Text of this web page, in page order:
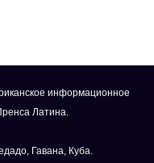
информационное
Латина.
Гавана, Куба.